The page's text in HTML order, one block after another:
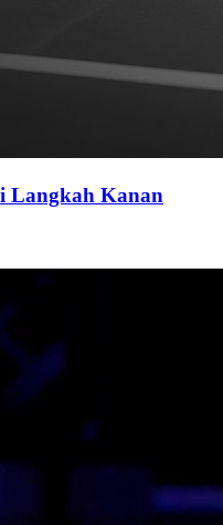
Langkah Kanan